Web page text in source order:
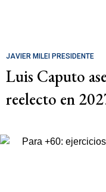
JAVIER MILEI PRESIDENTE
Luis Caputo
reelecto en